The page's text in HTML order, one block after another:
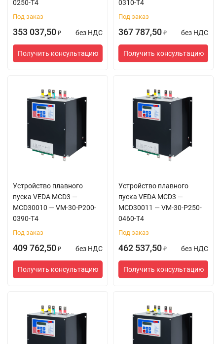
0250-T4
Под заказ
353 037,50 ₽ без НДС
Получить консультацию
0310-T4
Под заказ
367 787,50 ₽ без НДС
Получить консультацию
Устройство плавного
пуска VEDA MCD3 —
MCD30010 — VM-30-P200-
0390-T4
Под заказ
409 762,50 ₽ без НДС
Получить консультацию
Устройство плавного
пуска VEDA MCD3 —
MCD30011 — VM-30-P250-
0460-T4
Под заказ
462 537,50 ₽ без НДС
Получить консультацию